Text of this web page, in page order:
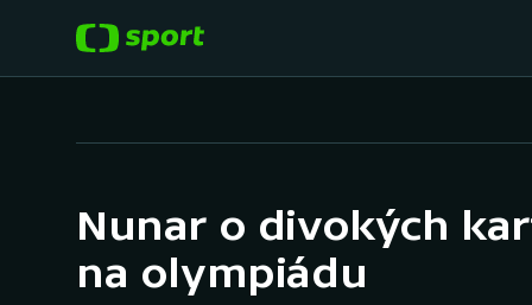
Hokej
Tenis
Baseball a softbal
Nunar o divokých
na olympiádu